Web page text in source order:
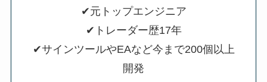
✔元トップエンジニア
✔トレーダー歴17年
✔サインツールやEAなど今まで200個以上
開発